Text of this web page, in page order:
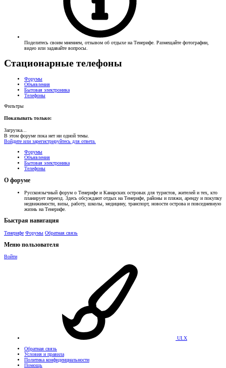
Поделитесь своим мнением, отзывом об отдыхе на Тенерифе. Размещайте фотографии,
видео или задавайте вопросы.
Стационарные телефоны
Форумы
Объявления
Бытовая электроника
Телефоны
Фильтры
Показывать только:
Загрузка...
В этом форуме пока нет ни одной темы.
Войдите или зарегистрируйтесь для ответа.
Форумы
Объявления
Бытовая электроника
Телефоны
О форуме
Русскоязычный форум о Тенерифе и Канарских островах для туристов, жителей и тех, кто
планирует переезд. Здесь обсуждают отдых на Тенерифе, районы и пляжи, аренду и покупку
недвижимости, визы, работу, школы, медицину, транспорт, новости острова и повседневную
жизнь на Тенерифе.
Быстрая навигация
Тенерифе Форумы Обратная связь
Меню пользователя
Войти
UI.X
Обратная связь
Условия и правила
Политика конфиденциальности
Помощь